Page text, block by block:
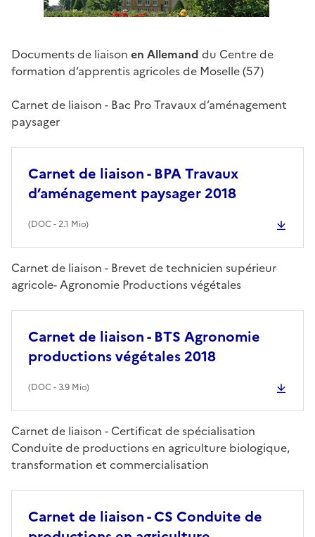
Documents de liaison en Allemand du Centre de
formation d’apprentis agricoles de Moselle (57)
Carnet de liaison - Bac Pro Travaux d’aménagement
paysager
Carnet de liaison - BPA Travaux
d’aménagement paysager 2018
(DOC- 2.1 Mio)
Carnet de liaison - Brevet de technicien supérieur
agricole- Agronomie Productions végétales
Carnet de liaison - BTS Agronomie
productions végétales 2018
(DOC- 3.9 Mio)
Carnet de liaison - Certificat de spécialisation
Conduite de productions en agriculture biologique,
transformation et commercialisation
Carnet de liaison - CS Conduite de